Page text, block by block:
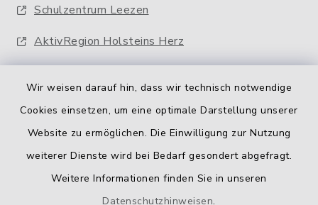
Wir weisen darauf hin, dass wir technisch notwendige
Cookies einsetzen, um eine optimale Darstellung unserer
Website zu ermöglichen. Die Einwilligung zur Nutzung
weiterer Dienste wird bei Bedarf gesondert abgefragt.
Weitere Informationen finden Sie in unseren
Datenschutzhinweisen.
Schulzentrum Leezen
AktivRegion Holsteins Herz
Barrierefreiheit